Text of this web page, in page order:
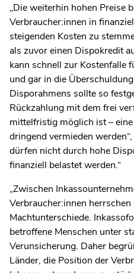
„Die weiterhin hohen Preise
Verbraucher:innen in
steigenden Kosten zu
als zuvor einen Dispokredit
kann schnell zur Kostenfalle
und gar in die
Disporahmens sollte so
Rückzahlung mit dem frei
mittelfristig möglich ist –
dringend vermieden
dürfen nicht durch hohe
finanziell belastet werden.“
„Zwischen
Verbraucher:innen
Machtunterschiede.
betroffene Menschen unter
Verunsicherung. Daher
Länder, die Position der